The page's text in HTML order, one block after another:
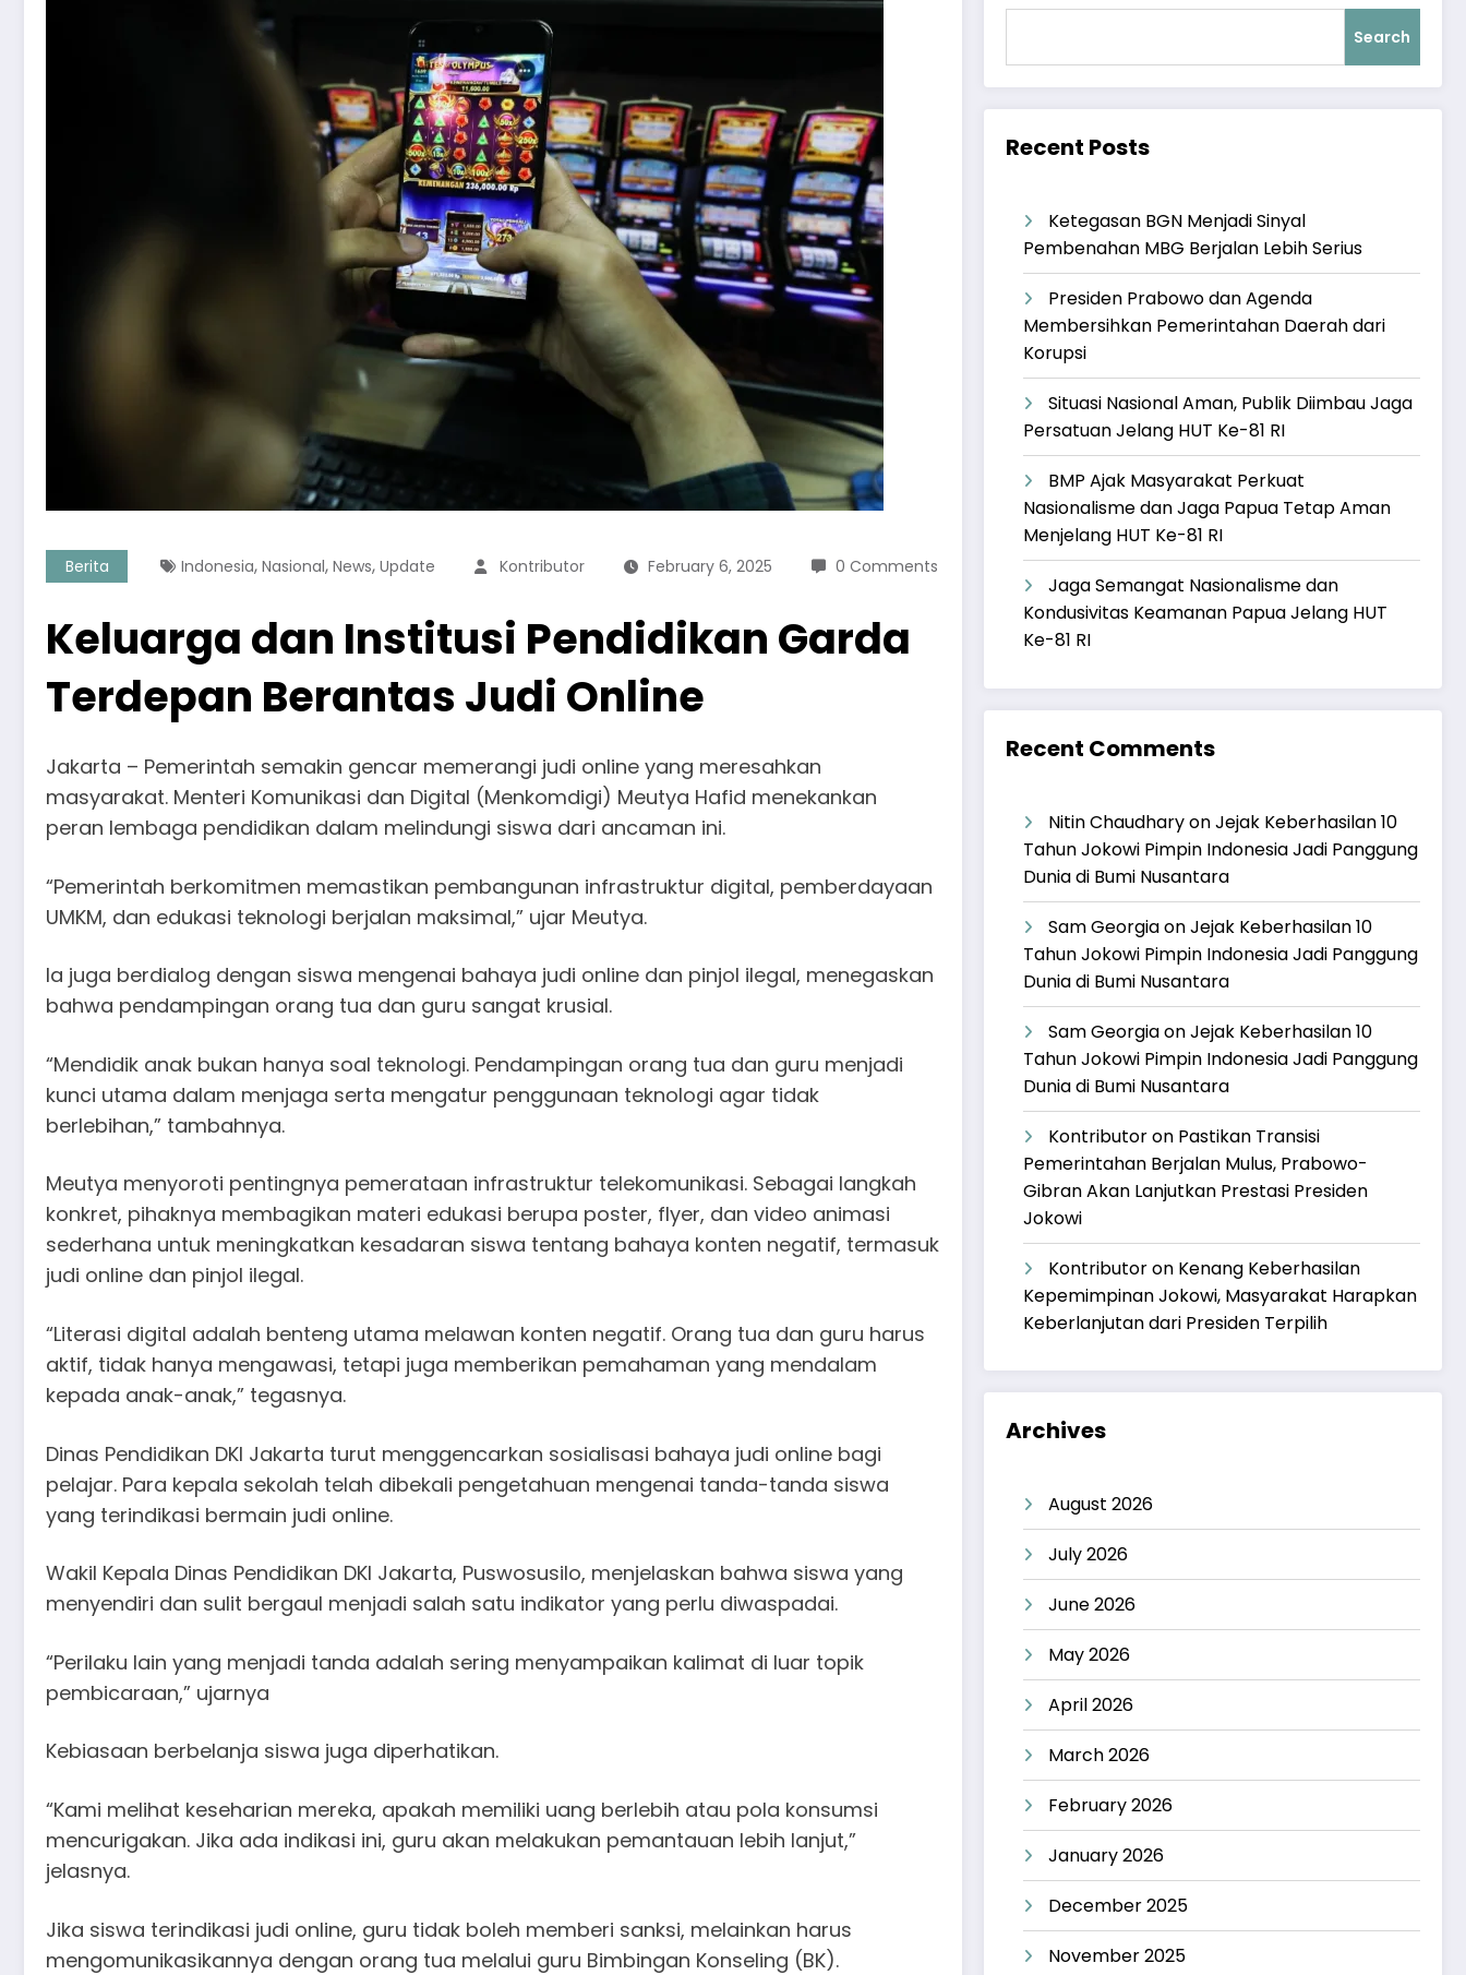
Berita Indonesia, Nasional, News, Update Kontributor February 6, 2025 0 Comments
Keluarga dan Institusi Pendidikan Garda
Terdepan Berantas Judi Online
Jakarta – Pemerintah semakin gencar memerangi judi online yang meresahkan
masyarakat. Menteri Komunikasi dan Digital (Menkomdigi) Meutya Hafid menekankan
peran lembaga pendidikan dalam melindungi siswa dari ancaman ini.
“Pemerintah berkomitmen memastikan pembangunan infrastruktur digital, pemberdayaan
UMKM, dan edukasi teknologi berjalan maksimal,” ujar Meutya.
Ia juga berdialog dengan siswa mengenai bahaya judi online dan pinjol ilegal, menegaskan
bahwa pendampingan orang tua dan guru sangat krusial.
“Mendidik anak bukan hanya soal teknologi. Pendampingan orang tua dan guru menjadi
kunci utama dalam menjaga serta mengatur penggunaan teknologi agar tidak
berlebihan,” tambahnya.
Meutya menyoroti pentingnya pemerataan infrastruktur telekomunikasi. Sebagai langkah
konkret, pihaknya membagikan materi edukasi berupa poster, flyer, dan video animasi
sederhana untuk meningkatkan kesadaran siswa tentang bahaya konten negatif, termasuk
judi online dan pinjol ilegal.
“Literasi digital adalah benteng utama melawan konten negatif. Orang tua dan guru harus
aktif, tidak hanya mengawasi, tetapi juga memberikan pemahaman yang mendalam
kepada anak-anak,” tegasnya.
Dinas Pendidikan DKI Jakarta turut menggencarkan sosialisasi bahaya judi online bagi
pelajar. Para kepala sekolah telah dibekali pengetahuan mengenai tanda-tanda siswa
yang terindikasi bermain judi online.
Wakil Kepala Dinas Pendidikan DKI Jakarta, Puswosusilo, menjelaskan bahwa siswa yang
menyendiri dan sulit bergaul menjadi salah satu indikator yang perlu diwaspadai.
“Perilaku lain yang menjadi tanda adalah sering menyampaikan kalimat di luar topik
pembicaraan,” ujarnya
Kebiasaan berbelanja siswa juga diperhatikan.
“Kami melihat keseharian mereka, apakah memiliki uang berlebih atau pola konsumsi
mencurigakan. Jika ada indikasi ini, guru akan melakukan pemantauan lebih lanjut,”
jelasnya.
Jika siswa terindikasi judi online, guru tidak boleh memberi sanksi, melainkan harus
mengomunikasikannya dengan orang tua melalui guru Bimbingan Konseling (BK).
Search
Recent Posts
Ketegasan BGN Menjadi Sinyal
Pembenahan MBG Berjalan Lebih Serius
Presiden Prabowo dan Agenda
Membersihkan Pemerintahan Daerah dari
Korupsi
Situasi Nasional Aman, Publik Diimbau Jaga
Persatuan Jelang HUT Ke-81 RI
BMP Ajak Masyarakat Perkuat
Nasionalisme dan Jaga Papua Tetap Aman
Menjelang HUT Ke-81 RI
Jaga Semangat Nasionalisme dan
Kondusivitas Keamanan Papua Jelang HUT
Ke-81 RI
Recent Comments
Nitin ChaudharyonJejak Keberhasilan 10
Tahun Jokowi Pimpin Indonesia Jadi Panggung
Dunia di Bumi Nusantara
Sam GeorgiaonJejak Keberhasilan 10
Tahun Jokowi Pimpin Indonesia Jadi Panggung
Dunia di Bumi Nusantara
Sam GeorgiaonJejak Keberhasilan 10
Tahun Jokowi Pimpin Indonesia Jadi Panggung
Dunia di Bumi Nusantara
Kontributoron Pastikan Transisi
Pemerintahan Berjalan Mulus, Prabowo-
Gibran Akan Lanjutkan Prestasi Presiden
Jokowi
Kontributoron Kenang Keberhasilan
Kepemimpinan Jokowi, Masyarakat Harapkan
Keberlanjutan dari Presiden Terpilih
Archives
August 2026
July 2026
June 2026
May 2026
April 2026
March 2026
February 2026
January 2026
December 2025
November 2025